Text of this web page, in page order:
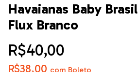
Havaianas Baby
Flux Branco
R$40,00
R$38,00 com Boleto